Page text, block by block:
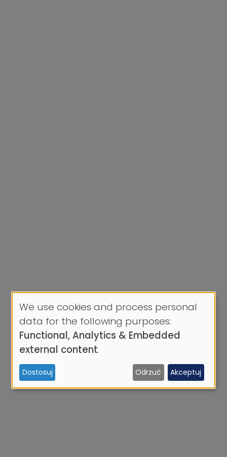
Use
of
personal
data
and
cookies
We use cookies and process personal
data for the following purposes:
Functional, Analytics & Embedded
external content.
Dostosuj Odrzuć Akceptuj